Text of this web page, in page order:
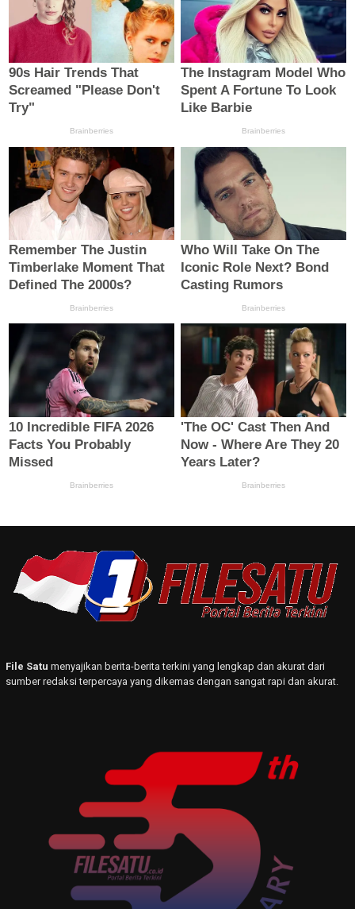
File Satu menyajikan berita-berita terkini yang lengkap dan akurat dari
sumber redaksi terpercaya yang dikemas dengan sangat rapi dan akurat.